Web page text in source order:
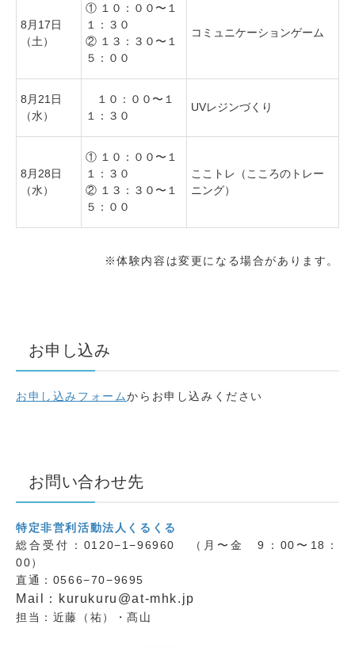
8月17日
（土）
① １０：００〜１
１：３０
② １３：３０〜１
５：００
コミュニケーションゲーム
8月21日
（水）
１０：００〜１
１：３０
UVレジンづくり
8月28日
（水）
① １０：００〜１
１：３０
② １３：３０〜１
５：００
ここトレ（こころのトレー
ニング）
※体験内容は変更になる場合があります。
お申し込み
お申し込みフォームからお申し込みください
お問い合わせ先
特定非営利活動法人くるくる
総合受付：0120−1−96960 （月〜金 9：00〜18：
00）
直通：0566−70−9695
Mail：kurukuru@at-mhk.jp
担当：近藤（祐）・髙山